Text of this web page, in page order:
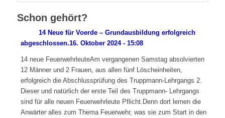
Schon gehört?
14 Neue für Voerde – Grundausbildung erfolgreich
abgeschlossen.16. Oktober 2024 - 15:08
14 neue FeuerwehrleuteAm vergangenen Samstag absolvierten
12 Männer und 2 Frauen, aus allen fünf Löscheinheiten,
erfolgreich die Abschlussprüfung des Truppmann-Lehrgangs 2.
Dieser und natürlich der erste Teil des Truppmann- Lehrgangs
sind für alle neuen Feuerwehrleute Pflicht.Denn dort lernen die
Anwärter alles zum Thema Feuerwehr, was sie zum Start in den